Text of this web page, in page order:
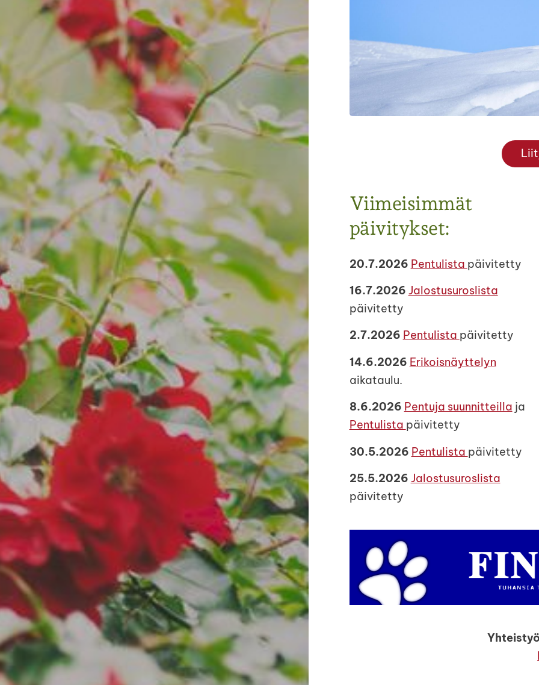
Viimeisimmät
päivitykset:
20.7.2026 Pentulista päivitetty
16.7.2026 Jalostusuroslista
päivitetty
2.7.2026 Pentulista päivitetty
14.6.2026 Erikoisnäyttelyn
aikataulu.
8.6.2026 Pentuja suunnitteilla ja
Pentulista päivitetty
30.5.2026 Pentulista päivitetty
25.5.2026 Jalostusuroslista
päivitetty